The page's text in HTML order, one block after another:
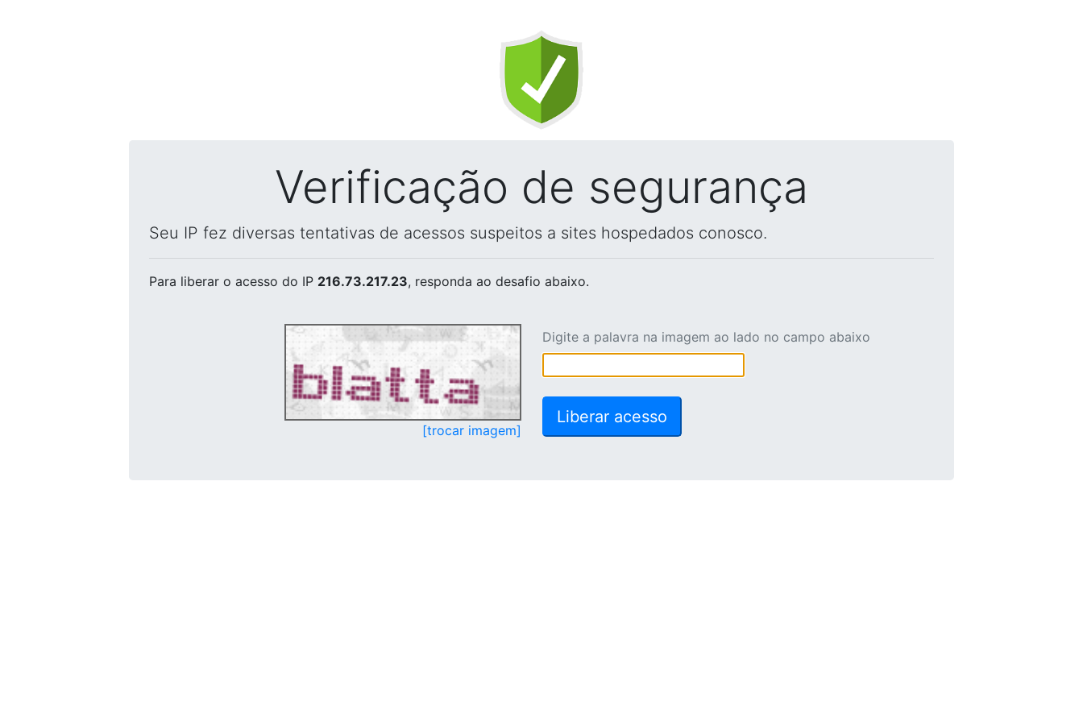
Verificação de segurança
Seu IP fez diversas tentativas de acessos suspeitos a sites hospedados conosco.
Para liberar o acesso do IP 216.73.217.23, responda ao desafio abaixo.
[trocar imagem]
Digite a palavra na imagem ao lado no campo abaixo